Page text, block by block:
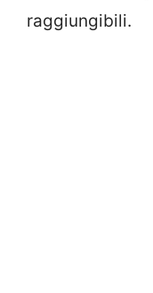
raggiungibili.